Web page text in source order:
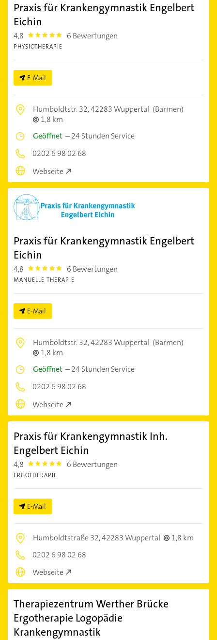
Praxis für Krankengymnastik Engelbert
Eichin
4,8 4.8 6 Bewertungen
PHYSIOTHERAPIE
E-Mail
Humboldtstr. 32,42283 Wuppertal (Barmen)
1,8 km
Geöffnet –24 Stunden Service
0202 6 98 02 68
Webseite
Praxis für Krankengymnastik Engelbert
Eichin
4,8 4.8 6 Bewertungen
MANUELLE THERAPIE
E-Mail
Humboldtstr. 32,42283 Wuppertal (Barmen)
1,8 km
Geöffnet –24 Stunden Service
0202 6 98 02 68
Webseite
Praxis für Krankengymnastik Inh.
Engelbert Eichin
4,8 4.8 6 Bewertungen
ERGOTHERAPIE
E-Mail
Humboldtstraße 32,42283 Wuppertal
1,8 km
0202 6 98 02 68
Webseite
Therapiezentrum Werther Brücke
Ergotherapie Logopädie
Krankengymnastik